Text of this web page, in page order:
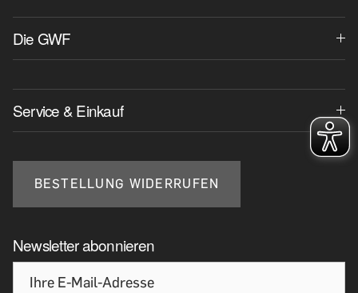
Die GWF
Service & Einkauf
BESTELLUNG WIDERRUFEN
Newsletter abonnieren